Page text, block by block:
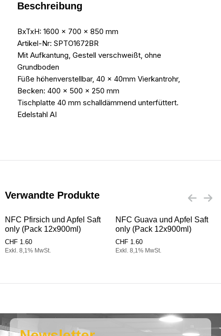
Beschreibung
BxTxH: 1600 x 700 x 850 mm
Artikel-Nr: SPTO1672BR
Mit Aufkantung, Gestell verschweißt, ohne
Grundboden
Füße höhenverstellbar, 40 x 40mm Vierkantrohr,
Becken: 400 x 500 x 250 mm
Tischplatte 40 mm schalldämmend unterfüttert.
Edelstahl AI
Verwandte Produkte
NFC Pfirsich und Apfel Saft
only (Pack 12x900ml)
CHF 1.60
Exkl. 8,1% MwSt.
NFC Guava und Apfel Saft
only (Pack 12x900ml)
CHF 1.60
Exkl. 8,1% MwSt.